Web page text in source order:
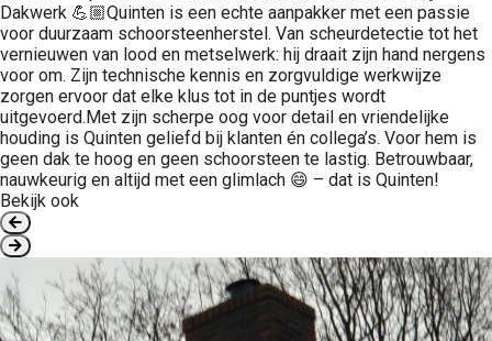
Dakwerk 💪🏼Quinten is een echte aanpakker met een passie
voor duurzaam schoorsteenherstel. Van scheurdetectie tot het
vernieuwen van lood en metselwerk: hij draait zijn hand nergens
voor om. Zijn technische kennis en zorgvuldige werkwijze
zorgen ervoor dat elke klus tot in de puntjes wordt
uitgevoerd.Met zijn scherpe oog voor detail en vriendelijke
houding is Quinten geliefd bij klanten én collega’s. Voor hem is
geen dak te hoog en geen schoorsteen te lastig. Betrouwbaar,
nauwkeurig en altijd met een glimlach 😄 – dat is Quinten!
Bekijk ook